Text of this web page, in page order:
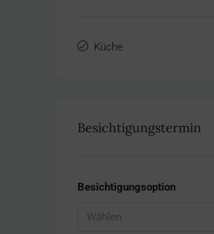
Küche
Besichtigungstermin
Besichtigungsoption
Wählen